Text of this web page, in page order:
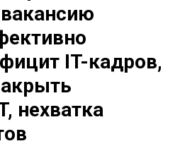
IT-кадров,
нехватка